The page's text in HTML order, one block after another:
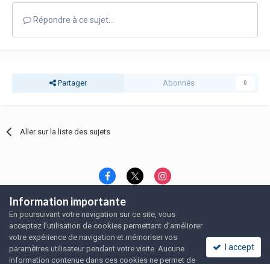
Répondre à ce sujet…
Partager Abonnés 0
Aller sur la liste des sujets
Langue Thème
Politique de confidentialité
Nous contacter
Nous contacter
SRFA, l'association des amoureux du rat domestique
Powered by Invision Community
Information importante
En poursuivant votre navigation sur ce site, vous
acceptez l’utilisation de cookies permettant d'améliorer
votre expérience de navigation et mémoriser vos
paramètres utilisateur pendant votre visite. Aucune
information contenue dans ces cookies ne permet de
I accept